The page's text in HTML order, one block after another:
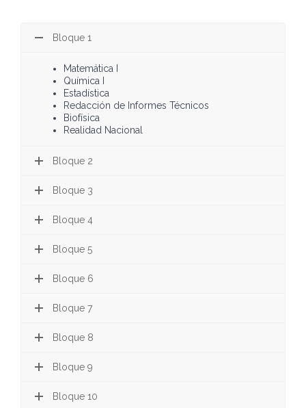
Bloque 1
Matemática I
Química I
Estadística
Redacción de Informes Técnicos
Biofísica
Realidad Nacional
Bloque 2
Bloque 3
Bloque 4
Bloque 5
Bloque 6
Bloque 7
Bloque 8
Bloque 9
Bloque 10